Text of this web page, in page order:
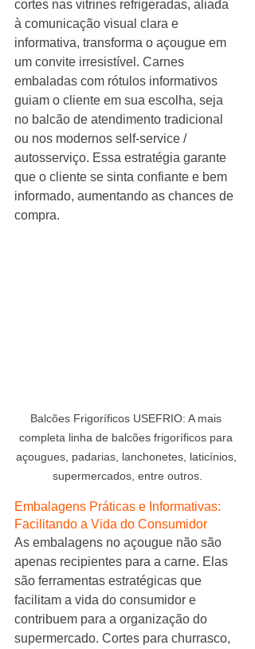
cortes nas vitrines refrigeradas, aliada
à comunicação visual clara e
informativa, transforma o açougue em
um convite irresistível. Carnes
embaladas com rótulos informativos
guiam o cliente em sua escolha, seja
no balcão de atendimento tradicional
ou nos modernos self-service /
autosserviço. Essa estratégia garante
que o cliente se sinta confiante e bem
informado, aumentando as chances de
compra.
Balcões Frigoríficos USEFRIO: A mais
completa linha de balcões frigoríficos para
açougues, padarias, lanchonetes, laticínios,
supermercados, entre outros.
Embalagens Práticas e Informativas:
Facilitando a Vida do Consumidor
As embalagens no açougue não são
apenas recipientes para a carne. Elas
são ferramentas estratégicas que
facilitam a vida do consumidor e
contribuem para a organização do
supermercado. Cortes para churrasco,